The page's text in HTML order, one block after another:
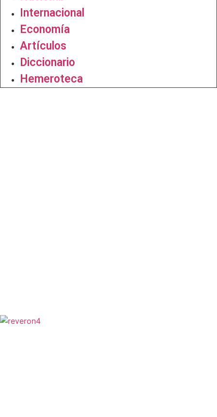
Internacional
Economía
Artículos
Diccionario
Hemeroteca